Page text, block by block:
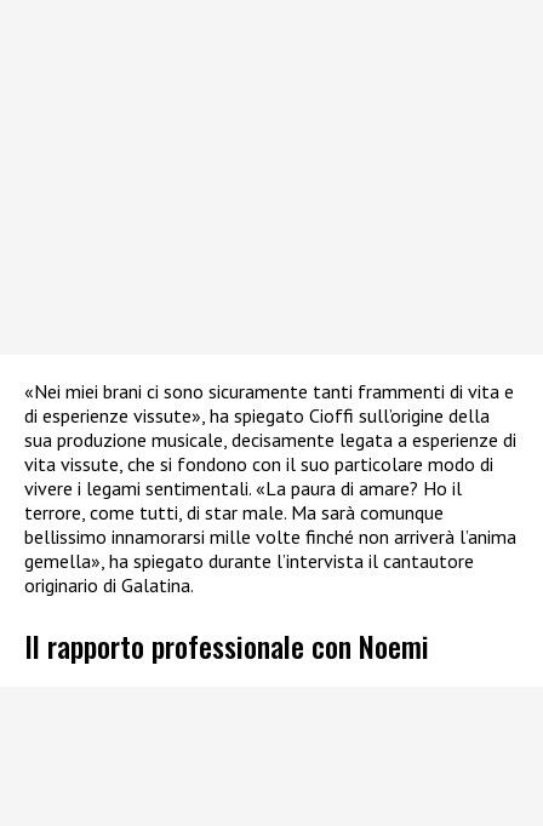
«Nei miei brani ci sono sicuramente tanti frammenti di vita e
di esperienze vissute», ha spiegato Cioffi sull’origine della
sua produzione musicale, decisamente legata a esperienze di
vita vissute, che si fondono con il suo particolare modo di
vivere i legami sentimentali. «La paura di amare? Ho il
terrore, come tutti, di star male. Ma sarà comunque
bellissimo innamorarsi mille volte finché non arriverà l’anima
gemella», ha spiegato durante l’intervista il cantautore
originario di Galatina.
Il rapporto professionale con Noemi